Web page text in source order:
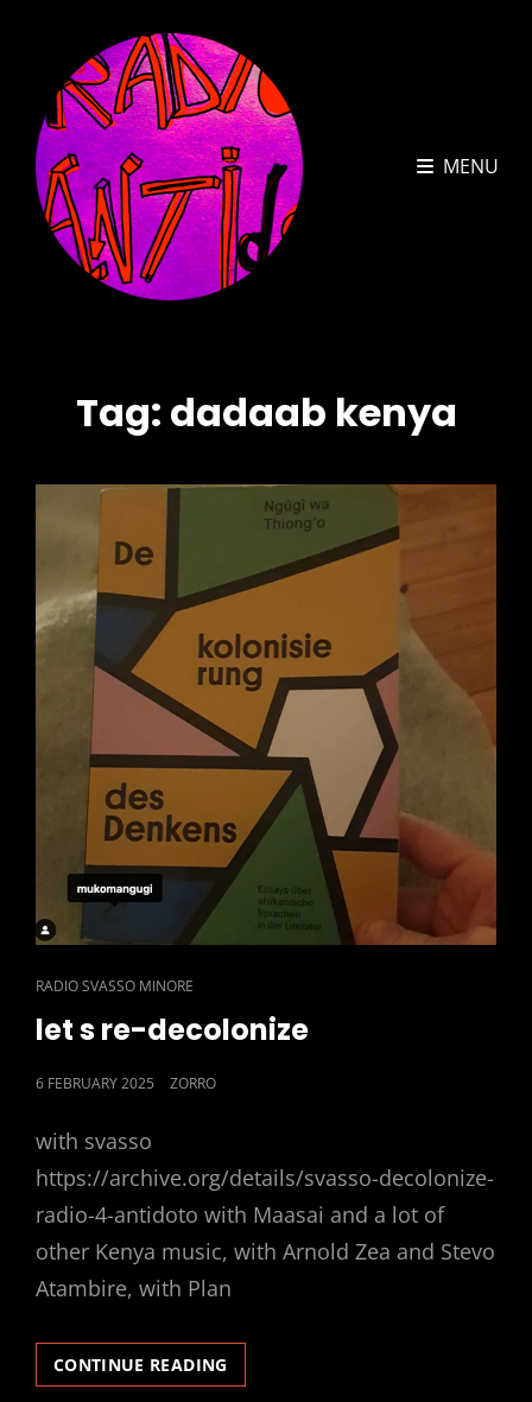
MENU
Tag: dadaab kenya
CAT
LINKS
RADIO SVASSO MINORE
let s re-decolonize
POSTED
6 FEBRUARY 2025 ZORRO
with svasso
https://archive.org/details/svasso-decolonize-
radio-4-antidoto with Maasai and a lot of
other Kenya music, with Arnold Zea and Stevo
Atambire, with Plan
CONTINUE READING
S